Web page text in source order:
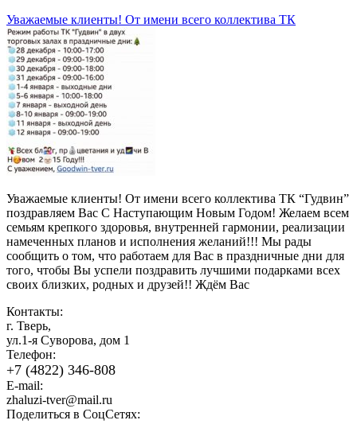
Уважаемые клиенты! От имени всего коллектива ТК
Уважаемые клиенты! От имени всего коллектива ТК “Гудвин”
поздравляем Вас С Наступающим Новым Годом! Желаем всем
семьям крепкого здоровья, внутренней гармонии, реализации
намеченных планов и исполнения желаний!!! Мы рады
сообщить о том, что работаем для Вас в праздничные дни для
того, чтобы Вы успели поздравить лучшими подарками всех
своих близких, родных и друзей!! Ждём Вас
Контакты:
г. Тверь,
ул.1-я Суворова, дом 1
Телефон:
+7 (4822) 346-808
E-mail:
zhaluzi-tver@mail.ru
Поделиться в СоцСетях: